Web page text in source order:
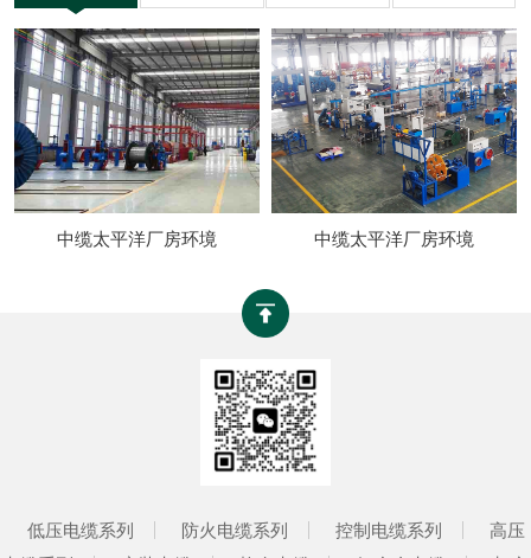
中缆太平洋厂房环境 中缆太平洋厂房环境
低压电缆系列 防火电缆系列 控制电缆系列
高压